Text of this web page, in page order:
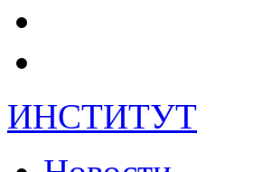
ИНСТИТУТ